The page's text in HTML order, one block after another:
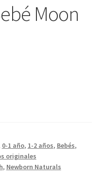
Moon
0-1 año, 1-2 años, Bebés,
originales
, Newborn Naturals